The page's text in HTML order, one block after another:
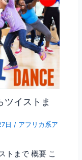
ツイストま
日/ アフリカ系ア
トまで 概要 こ